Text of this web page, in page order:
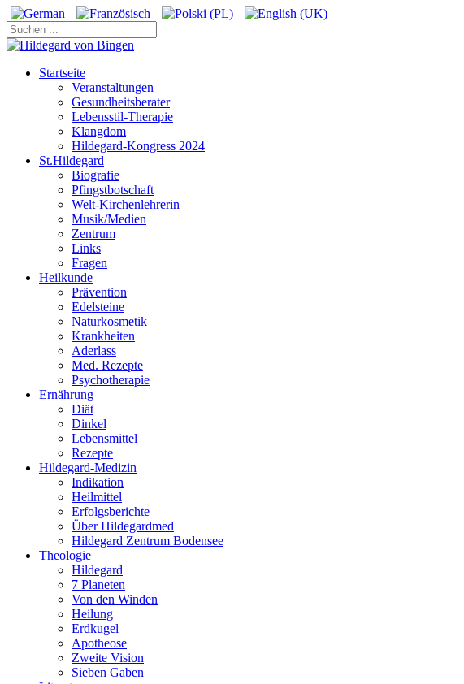
Startseite
Veranstaltungen
Gesundheitsberater
Lebensstil-Therapie
Klangdom
Hildegard-Kongress 2024
St.Hildegard
Biografie
Pfingstbotschaft
Welt-Kirchenlehrerin
Musik/Medien
Zentrum
Links
Fragen
Heilkunde
Prävention
Edelsteine
Naturkosmetik
Krankheiten
Aderlass
Med. Rezepte
Psychotherapie
Ernährung
Diät
Dinkel
Lebensmittel
Rezepte
Hildegard-Medizin
Indikation
Heilmittel
Erfolgsberichte
Über Hildegardmed
Hildegard Zentrum Bodensee
Theologie
Hildegard
7 Planeten
Von den Winden
Heilung
Erdkugel
Apotheose
Zweite Vision
Sieben Gaben